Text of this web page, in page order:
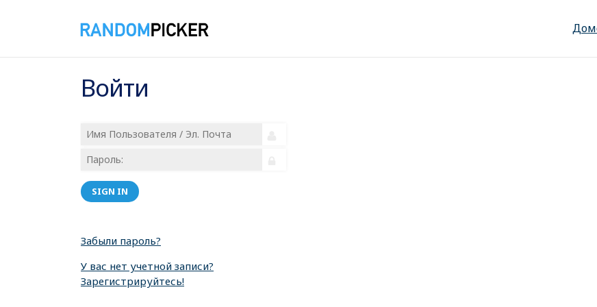
Войти
SIGN IN
Забыли пароль?
У вас нет учетной записи?
Зарегистрируйтесь!